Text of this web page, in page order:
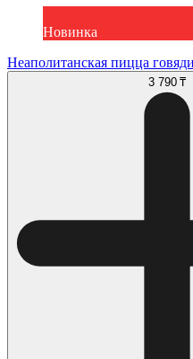
Новинка
Неаполитанская пицца
3 790 ₸